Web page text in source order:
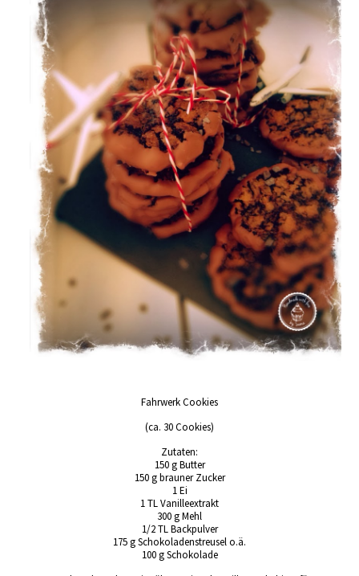
Fahrwerk Cookies
(ca. 30 Cookies)
Zutaten:
150 g Butter
150 g brauner Zucker
1 Ei
1 TL Vanilleextrakt
300 g Mehl
1/2 TL Backpulver
175 g Schokoladenstreusel o.ä.
100 g Schokolade